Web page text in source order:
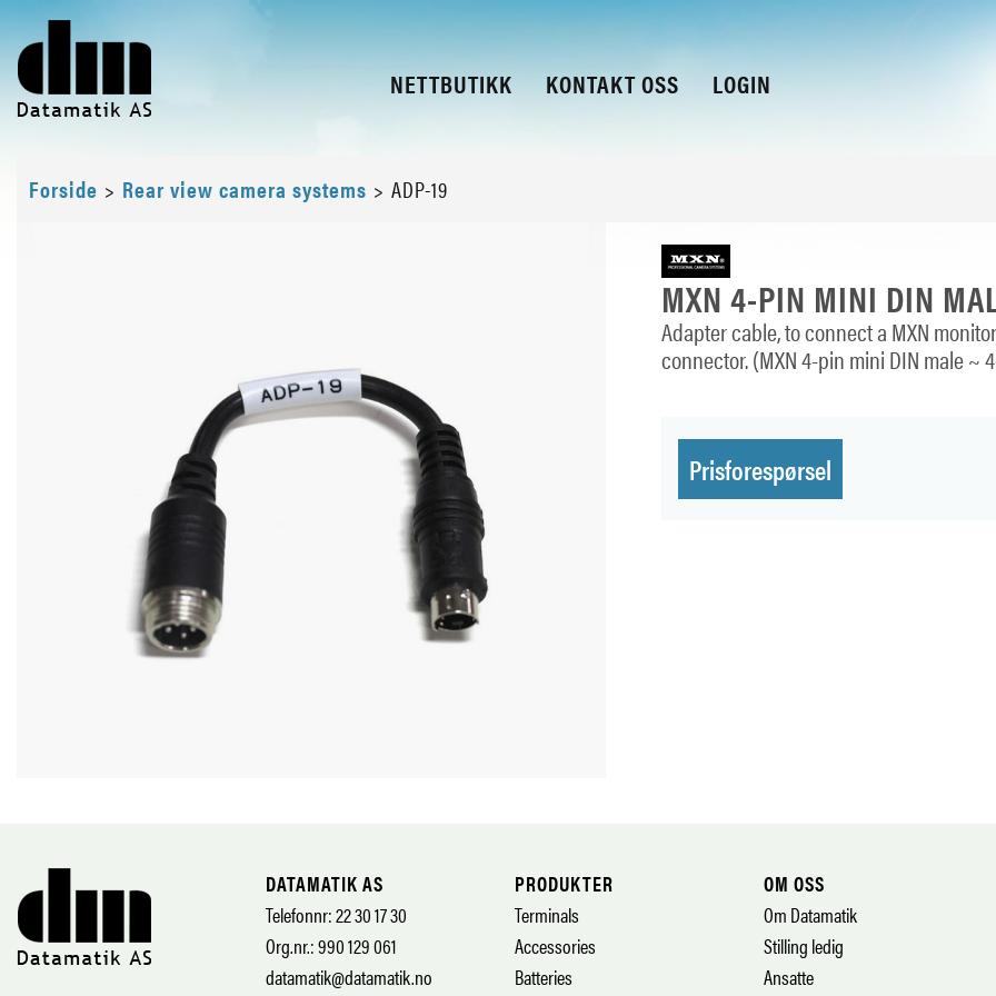
NETTBUTIKK KONTAKT OSS LOGIN
Forside > Rear view camera systems > ADP-19
MXN 4-PIN MINI DIN
Adapter cable, to connect a MXN
connector. (MXN 4-pin mini DIN male ~
Prisforespørsel
DATAMATIK AS
Telefonnr: 22 30 17 30
Org.nr.: 990 129 061
datamatik@datamatik.no
PRODUKTER
Terminals
Accessories
Batteries
OM OSS
Om Datamatik
Stilling ledig
Ansatte